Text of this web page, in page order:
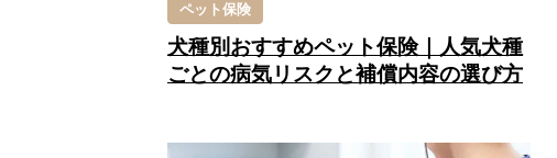
ペット保険
犬種別おすすめペット保険｜人気犬種
ごとの病気リスクと補償内容の選び方